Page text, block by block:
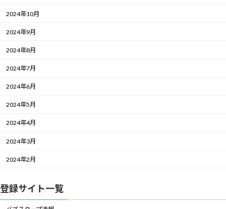
2024年10月
2024年9月
2024年8月
2024年7月
2024年6月
2024年5月
2024年4月
2024年3月
2024年2月
登録サイト一覧